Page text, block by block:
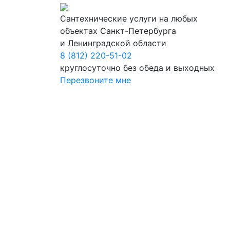
Сантехнические услуги на любых
объектах Санкт-Петербурга
и Ленинградской области
8 (812) 220-51-02
круглосуточно без обеда и выходных
Перезвоните мне